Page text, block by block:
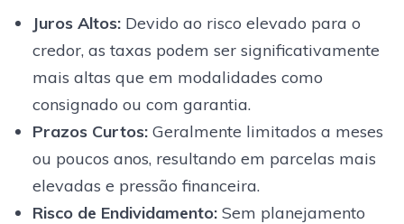
Juros Altos:Devido ao risco elevado para o
credor, as taxas podem ser significativamente
mais altas que em modalidades como
consignado ou com garantia.
Prazos Curtos:Geralmente limitados a meses
ou poucos anos, resultando em parcelas mais
elevadas e pressão financeira.
Risco de Endividamento:Sem planejamento